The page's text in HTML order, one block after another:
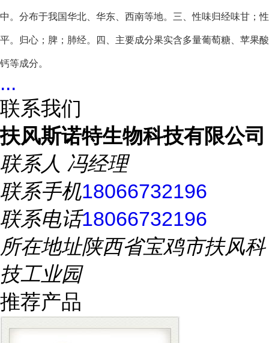
中。分布于我国华北、华东、西南等地。 三、性味归经味甘；性
平。归心；脾；肺经。 四、主要成分果实含多量葡萄糖、苹果酸
钙等成分。
...
联系我们
扶风斯诺特生物科技有限公司
联系人 冯经理
联系手机18066732196
联系电话18066732196
所在地址陕西省宝鸡市扶风科
技工业园
推荐产品